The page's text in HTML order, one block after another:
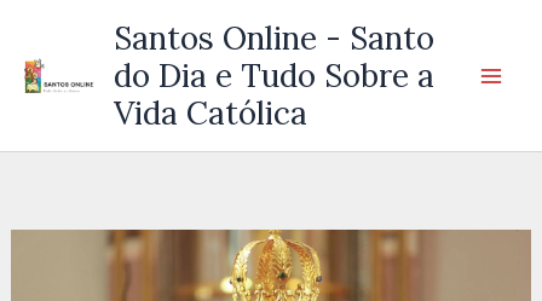
Santos Online - Santo
do Dia e Tudo Sobre a
Vida Católica